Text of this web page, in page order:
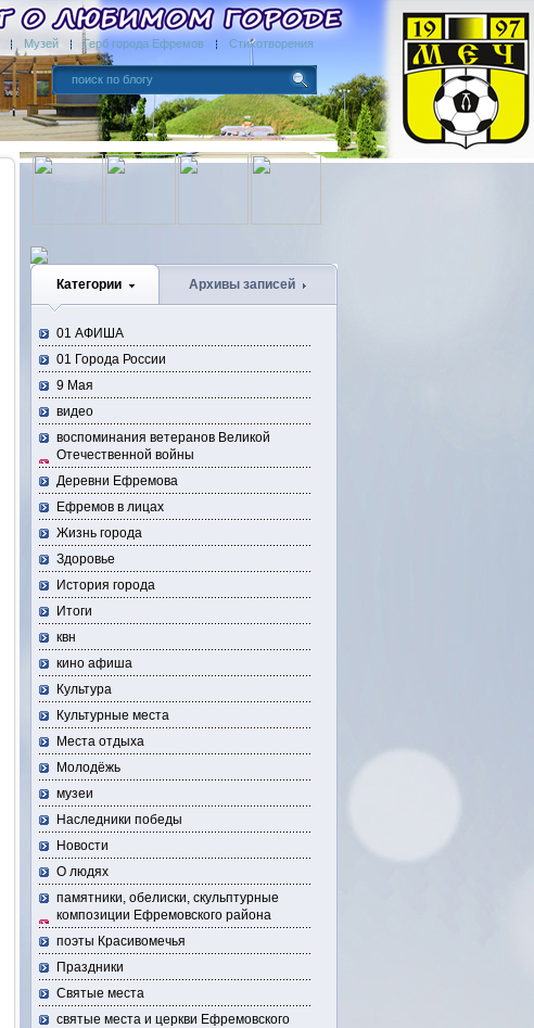
Музей Герб города Ефремов Стихотворения
Категории Архивы записей
01 АФИША
01 Города России
9 Мая
видео
воспоминания ветеранов Великой
Отечественной войны
Деревни Ефремова
Ефремов в лицах
Жизнь города
Здоровье
История города
Итоги
квн
кино афиша
Культура
Культурные места
Места отдыха
Молодёжь
музеи
Наследники победы
Новости
О людях
памятники, обелиски, скульптурные
композиции Ефремовского района
поэты Красивомечья
Праздники
Святые места
святые места и церкви Ефремовского